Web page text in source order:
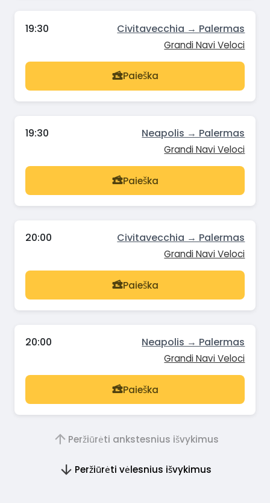
19:30 Civitavecchia → Palermas
Grandi Navi Veloci
Paieška
19:30 Neapolis → Palermas
Grandi Navi Veloci
Paieška
20:00 Civitavecchia → Palermas
Grandi Navi Veloci
Paieška
20:00 Neapolis → Palermas
Grandi Navi Veloci
Paieška
Peržiūrėti ankstesnius išvykimus
Peržiūrėti vėlesnius išvykimus